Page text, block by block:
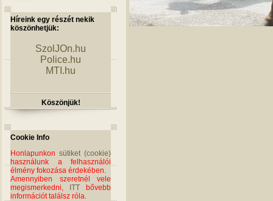
Híreink egy részét nekik
köszönhetjük:
SzolJOn.hu
Police.hu
MTI.hu
Köszönjük!
Cookie Info
Honlapunkon sütiket (cookie)
használunk a felhasználói
élmény fokozása érdekében.
Amennyiben szeretnél vele
megismerkedni,
ITT bővebb
információt találsz róla.